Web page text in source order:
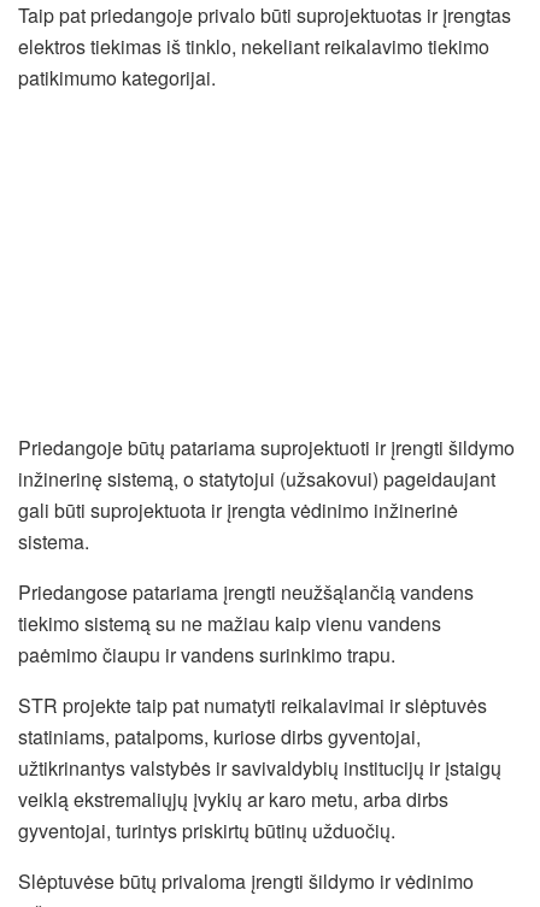
Taip pat priedangoje privalo būti suprojektuotas ir įrengtas
elektros tiekimas iš tinklo, nekeliant reikalavimo tiekimo
patikimumo kategorijai.
Priedangoje būtų patariama suprojektuoti ir įrengti šildymo
inžinerinę sistemą, o statytojui (užsakovui) pageidaujant
gali būti suprojektuota ir įrengta vėdinimo inžinerinė
sistema.
Priedangose patariama įrengti neužšąlančią vandens
tiekimo sistemą su ne mažiau kaip vienu vandens
paėmimo čiaupu ir vandens surinkimo trapu.
STR projekte taip pat numatyti reikalavimai ir slėptuvės
statiniams, patalpoms, kuriose dirbs gyventojai,
užtikrinantys valstybės ir savivaldybių institucijų ir įstaigų
veiklą ekstremaliųjų įvykių ar karo metu, arba dirbs
gyventojai, turintys priskirtų būtinų užduočių.
Slėptuvėse būtų privaloma įrengti šildymo ir vėdinimo